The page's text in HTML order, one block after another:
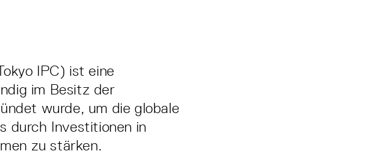
IPC) ist eine
im Besitz der
wurde, um die globale
durch Investitionen in
zu stärken.